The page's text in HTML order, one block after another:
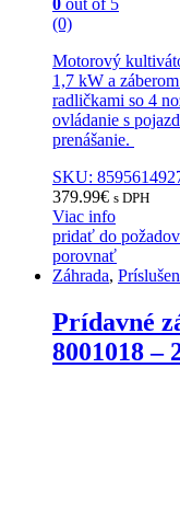
0 out of 5
(0)
Motorový
1,7 kW a
radličkami so 4
ovládanie s
prenášanie.
SKU:
379.99€ s DPH
Viac info
pridať do
porovnať
Záhrada,
Prídavné
8001018 –